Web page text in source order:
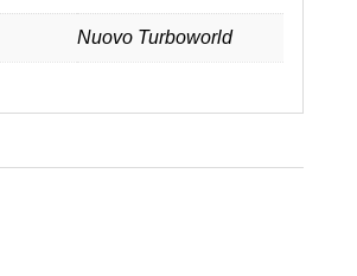
Nuovo Turboworld